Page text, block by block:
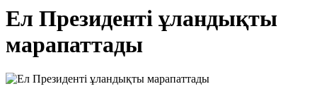
Ел Президенті ұландықты
марапаттады